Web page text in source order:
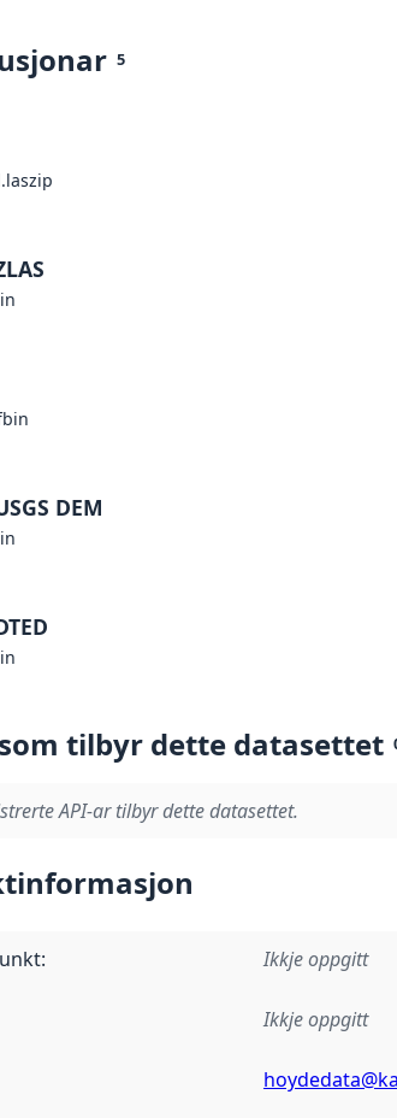
5
bin
DEM
tilbyr dette datasettet
API-ar tilbyr dette datasettet.
: Ikkje oppgitt
Ikkje oppgitt